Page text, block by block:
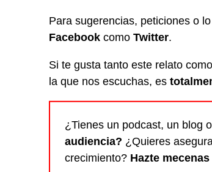
Para sugerencias, peticiones o
Facebook como Twitter.
Si te gusta tanto este relato
la que nos escuchas, es
¿Tienes un podcast, un blog
audiencia? ¿Quieres
crecimiento? Hazte